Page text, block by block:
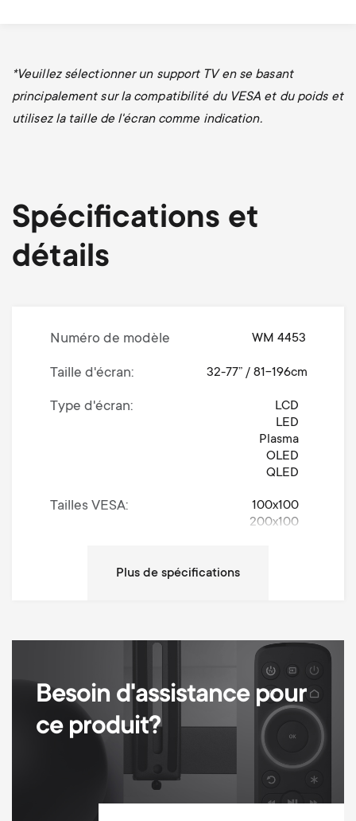
*Veuillez sélectionner un support TV en se basant
principalement sur la compatibilité du VESA et du poids et
utilisez la taille de l'écran comme indication.
Spécifications et
détails
Numéro de modèle WM 4453
Taille d'écran 32-77” / 81-196cm
Type d'écran
LCD
LED
Plasma
OLED
QLED
Tailles VESA
100x100
200x100
Universally Adjustable
Turn 180°
Rotation (degrés) 180°
Inclinaison (degrés) 20°
Poids maximal
Besoin d'assistance pour
ce produit?